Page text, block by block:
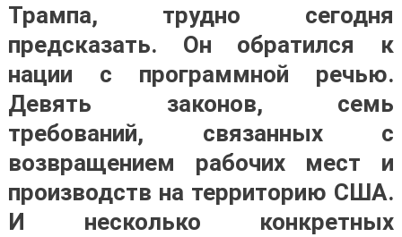
Трампа, трудно сегодня
предсказать. Он обратился к
нации с программной речью.
Девять законов, семь
требований, связанных с
возвращением рабочих мест и
производств на территорию США.
И несколько конкретных